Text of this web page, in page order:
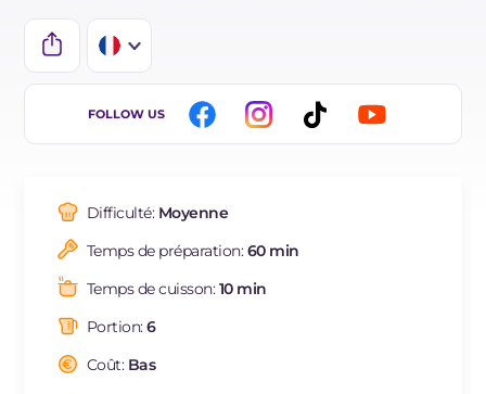
IT
BR
DE
NL
FOLLOW US
Difficulté: Moyenne
Temps de préparation:60 min
Temps de cuisson:10 min
Portion:6
Coût: Bas